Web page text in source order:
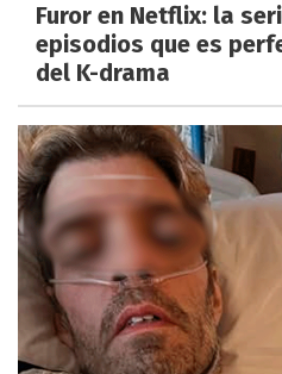
Furor en Netflix: la
episodios que es
del K-drama